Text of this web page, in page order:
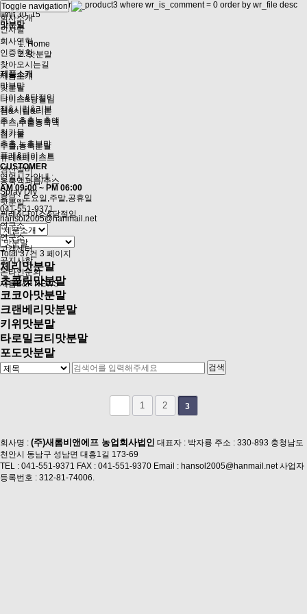
Toggle navigation
회사소개
인사말
회사연혁
인증현황
찾아오시는길
제품소개
맛분말
다이스&당절임
잼&시럽&리본
주스,추출농축액
첨가물
추출,농축분말
퓨레&페이스트
생산설비
농축액과즙/주스
Spray Dry
맛분말
퓌레&다이스&당절임
연구소
연구소
고객센터
공지사항
온라인문의
새롬B&F NEWS
select * from g5_write_product3 where wr_is_comment = 0 order by wr_file desc
limit 30, 15
맛분말
Home
맛분말
제품소개
맛분말
다이스&당절임
잼&시럽&리본
주스,추출농축액
첨가물
추출,농축분말
퓨레&페이스트
CUSTOMER
영업시간안내 :
AM 09:00 ~ PM 06:00
휴무 : 토요일,주말,공휴일
041-551-9371
hansol2005@hanmail.net
Total 37건 3 페이지
체리맛분말
초콜릿맛분말
코코아맛분말
크랜베리맛분말
키위맛분말
타로밀크티맛분말
포도맛분말
1 2 3
회사명 : (주)새롬비앤에프 농업회사법인 대표자 : 박자룡 주소 : 330-893 충청남도
천안시 동남구 성남면 대흥1길 173-69
TEL : 041-551-9371 FAX : 041-551-9370 Email : hansol2005@hanmail.net 사업자
등록번호 : 312-81-74006.